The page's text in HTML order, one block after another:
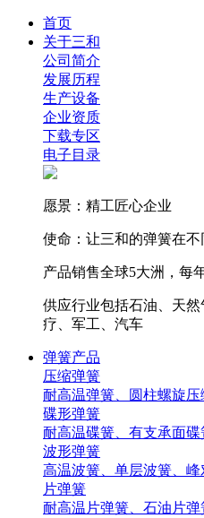
首页
关于三和
公司简介
发展历程
生产设备
企业资质
下载专区
电子目录
愿景：精工匠心企业
使命：让三和的弹簧在不
产品销售全球5大洲，每
供应行业包括石油、天
疗、军工、汽车
弹簧产品
压缩弹簧
耐高温弹簧、圆柱螺旋压
碟形弹簧
耐高温碟簧、有支承面
波形弹簧
高温波簧、单层波簧、
片弹簧
耐高温片弹簧、石油片